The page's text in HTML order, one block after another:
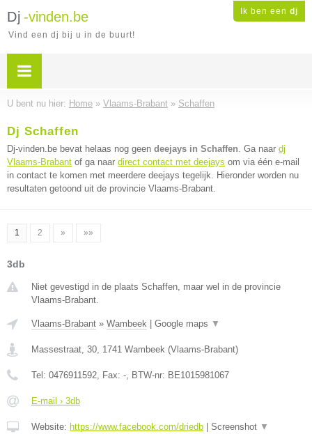
Ik ben een dj
Dj -vinden.be
Vind een dj bij u in de buurt!
U bent nu hier: Home » Vlaams-Brabant » Schaffen
Dj Schaffen
Dj-vinden.be bevat helaas nog geen deejays in Schaffen. Ga naar dj
Vlaams-Brabant of ga naar direct contact met deejays om via één e-mail
in contact te komen met meerdere deejays tegelijk. Hieronder worden nu
resultaten getoond uit de provincie Vlaams-Brabant.
1 2 » »»
3db
Niet gevestigd in de plaats Schaffen, maar wel in de provincie
Vlaams-Brabant.
Vlaams-Brabant » Wambeek Google maps ▼
Massestraat, 30, 1741 Wambeek (Vlaams-Brabant)
Tel: 0476911592, Fax: -, BTW-nr: BE1015981067
E-mail › 3db
Website: https://www.facebook.com/driedb Screenshot ▼